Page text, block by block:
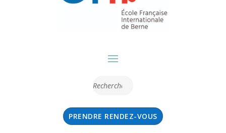
PRENDRE RENDEZ-VOUS